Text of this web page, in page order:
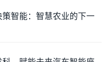
智能：智慧农业的下一